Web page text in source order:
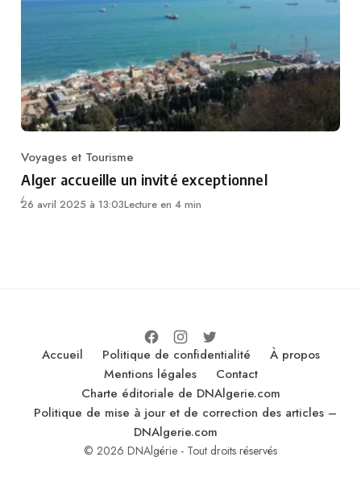
Category
Voyages et Tourisme
Alger accueille un invité exceptionnel
26 avril 2025 à 13:03Lecture en 4 min
Accueil Politique de confidentialité
À propos
Mentions légales
Contact
Charte éditoriale de DNAlgerie.com
Politique de mise à jour et de correction des articles –
DNAlgerie.com
© 2026 DNAlgérie - Tout droits réservés